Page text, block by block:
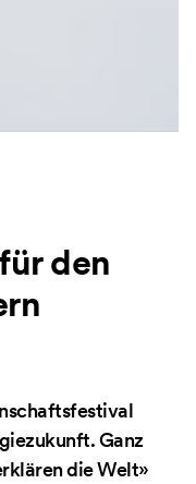
den
Ganz
die Welt»